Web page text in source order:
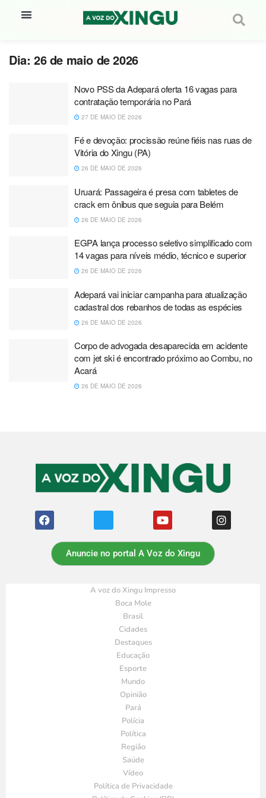
Dia: 26 de maio de 2026
Novo PSS da Adepará oferta 16 vagas para
contratação temporária no Pará
27 DE MAIO DE 2026
Fé e devoção: procissão reúne fiéis nas ruas de
Vitória do Xingu (PA)
26 DE MAIO DE 2026
Uruará: Passageira é presa com tabletes de
crack em ônibus que seguia para Belém
26 DE MAIO DE 2026
EGPA lança processo seletivo simplificado com
14 vagas para níveis médio, técnico e superior
26 DE MAIO DE 2026
Adepará vai iniciar campanha para atualização
cadastral dos rebanhos de todas as espécies
26 DE MAIO DE 2026
Corpo de advogada desaparecida em acidente
com jet ski é encontrado próximo ao Combu, no
Acará
26 DE MAIO DE 2026
Anuncie no portal A Voz do Xingu
A voz do Xingu Impresso
Boca Mole
Brasil
Cidades
Destaques
Educação
Esporte
Mundo
Opinião
Pará
Polícia
Política
Região
Saúde
Vídeo
Política de Privacidade